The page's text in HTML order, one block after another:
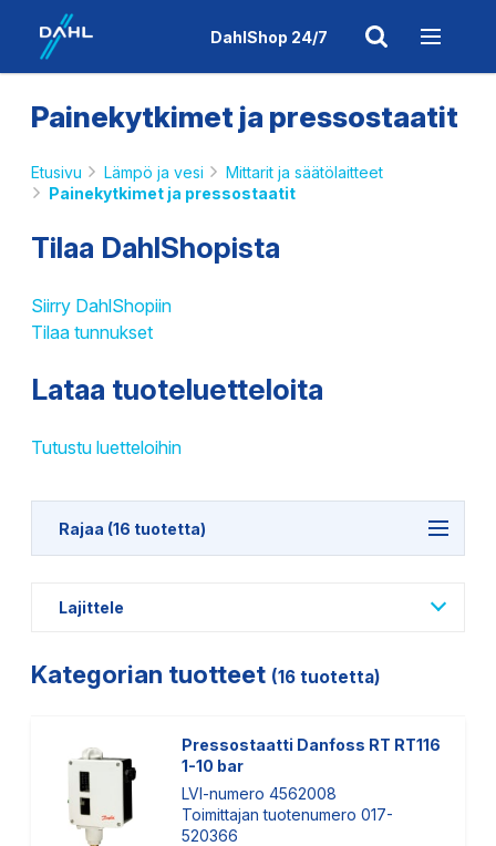
DahlShop 24/7
Painekytkimet ja pressostaatit
Etusivu Lämpö ja vesi
Mittarit ja säätölaitteet
Painekytkimet ja pressostaatit
Tilaa DahlShopista
Siirry DahlShopiin
Tilaa tunnukset
Lataa tuoteluetteloita
Tutustu luetteloihin
Rajaa (16 tuotetta)
Lajittele
Kategorian tuotteet (16 tuotetta)
Pressostaatti Danfoss RT RT116
1-10 bar
LVI-numero 4562008
Toimittajan tuotenumero 017-
520366